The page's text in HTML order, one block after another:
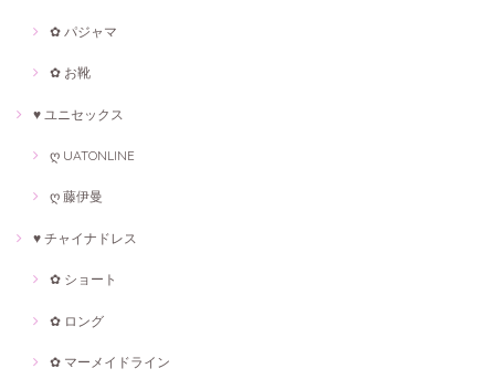
✿ パジャマ
✿ お靴
♥ ユニセックス
ღ UATONLINE
ღ 藤伊曼
♥ チャイナドレス
✿ ショート
✿ ロング
✿ マーメイドライン